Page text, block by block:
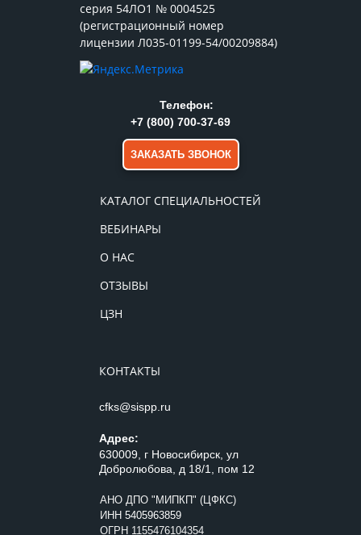
серия 54ЛО1 № 0004525
(регистрационный номер
лицензии Л035-01199-54/00209884)
КАТАЛОГ СПЕЦИАЛЬНОСТЕЙ
ВЕБИНАРЫ
О НАС
ОТЗЫВЫ
ЦЗН
КОНТАКТЫ
cfks@sispp.ru
Адрес:
630009, г Новосибирск, ул
Добролюбова, д 18/1, пом 12
АНО ДПО "МИПКП" (ЦФКС)
ИНН 5405963859
ОГРН 1155476104354
Телефон:
+7 (800) 700-37-69
ЗАКАЗАТЬ ЗВОНОК